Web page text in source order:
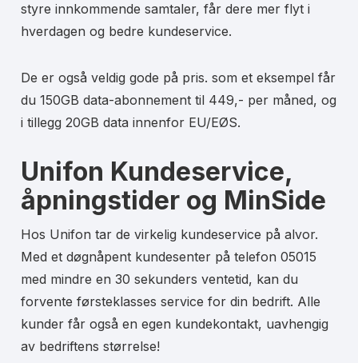
styre innkommende samtaler, får dere mer flyt i
hverdagen og bedre kundeservice.
De er også veldig gode på pris. som et eksempel får
du 150GB data-abonnement til 449,- per måned, og
i tillegg 20GB data innenfor EU/EØS.
Unifon Kundeservice,
åpningstider og MinSide
Hos Unifon tar de virkelig kundeservice på alvor.
Med et døgnåpent kundesenter på telefon 05015
med mindre en 30 sekunders ventetid, kan du
forvente førsteklasses service for din bedrift. Alle
kunder får også en egen kundekontakt, uavhengig
av bedriftens størrelse!